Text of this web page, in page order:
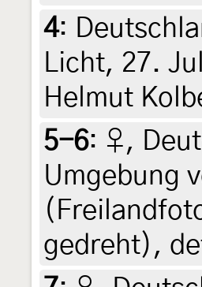
4:
Licht, 27.
Helmut
5-6: ♀,
Umgebung
gedreht),